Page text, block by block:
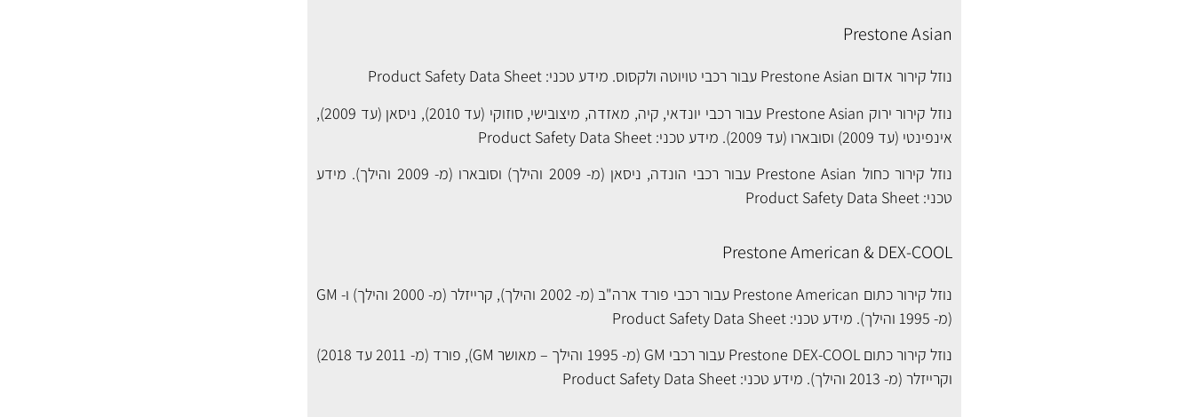
Prestone Asian
נוזל קירור אדום Prestone Asian עבור רכבי טויוטה ולקסוס. מידע טכני:
Product Safety Data Sheet
נוזל קירור ירוק Prestone Asian עבור רכבי יונדאי, קיה, מאזדה, מיצובישי, סוזוקי (עד 2010), ניסאן (עד 2009),
אינפינטי (עד 2009) וסובארו (עד 2009). מידע טכני:
Product Safety Data Sheet
נוזל קירור כחול Prestone Asian עבור רכבי הונדה, ניסאן (מ- 2009 והילך) וסובארו (מ- 2009 והילך). מידע
טכני: Product Safety Data Sheet
Prestone American & DEX-COOL
נוזל קירור כתום Prestone American עבור רכבי פורד ארה"ב (מ- 2002 והילך), קרייזלר (מ- 2000 והילך) ו- GM
(מ- 1995 והילך). מידע טכני:
Product Safety Data Sheet
נוזל קירור כתום Prestone DEX-COOL עבור רכבי GM (מ- 1995 והילך – מאושר GM), פורד (מ- 2011 עד 2018)
וקרייזלר (מ- 2013 והילך). מידע טכני:
Product Safety Data Sheet